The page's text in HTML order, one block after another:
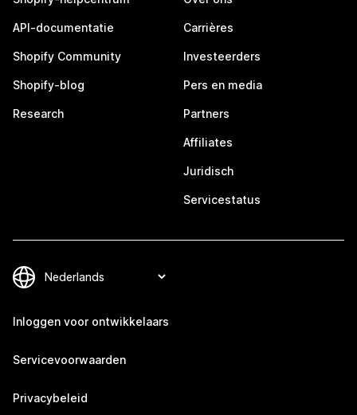
API-documentatie
Shopify Community
Shopify-blog
Research
Carrières
Investeerders
Pers en media
Partners
Affiliates
Juridisch
Servicestatus
Inloggen voor ontwikkelaars
Servicevoorwaarden
Privacybeleid